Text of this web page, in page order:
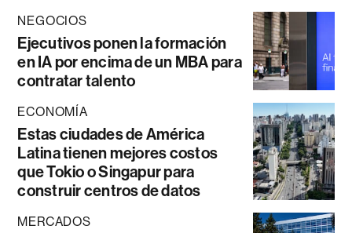
NEGOCIOS
Ejecutivos ponen la formación
en IA por encima de un MBA para
contratar talento
ECONOMÍA
Estas ciudades de América
Latina tienen mejores costos
que Tokio o Singapur para
construir centros de datos
MERCADOS